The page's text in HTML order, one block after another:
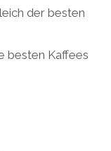
der besten
besten Kaffees